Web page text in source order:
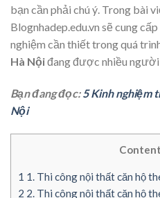
bạn cần phải chú ý. Trong bài
Blognhadep.edu.vn sẽ cung
nghiệm cần thiết trong quá
Hà Nộiđang được nhiều người
Bạn đang đọc:5 Kinh nghiệm
Nội
1 1. Thi công nội thất căn hộ
2 2. Thi công nội thất căn hộ